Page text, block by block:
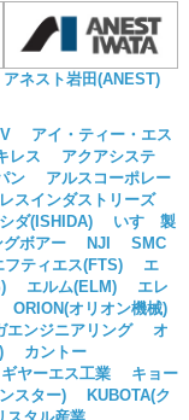
アネスト岩田(ANEST)
アイ・ティー・エス
レス
アクアシステ
ン
アルスコーポレー
スインダストリーズ
ダ(ISHIDA)
いすゞ製
グボアー NJI
SMC
フティエス(FTS)
エ
エルム(ELM)
エレ
ORION(オリオン機械)
エンジニアリング
オ
カントー
ギヤーエス工業
キョー
スター)
KUBOTA(ク